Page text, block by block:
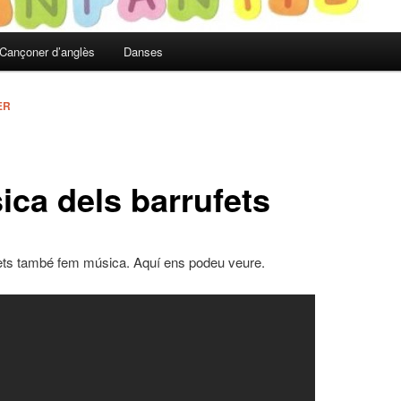
Cançoner d’anglès Danses
dels barrufets
també fem música. Aquí ens podeu veure.